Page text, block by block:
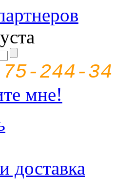
244-34
мне!
доставка